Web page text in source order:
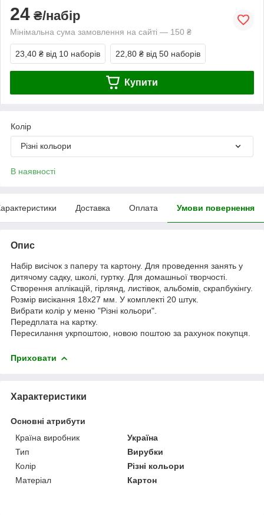
24 ₴/набір
Мінімальна сума замовлення на сайті — 150 ₴
23,40 ₴ від 10 наборів 22,80 ₴ від 50 наборів
Купити
Колір
Різні кольори
В наявності
Доставка Оплата Умови повернення
Опис
Набір висічок з паперу та картону. Для проведення занять у
дитячому садку, школі, гуртку. Для домашньої творчості.
Створення аплікацій, гірлянд, листівок, альбомів, скрапбукінгу.
Розмір висікання 18х27 мм. У комплекті 20 штук.
Вибрати колір у меню "Різні кольори".
Передплата на картку.
Пересилання укрпоштою, новою поштою за рахунок покупця.
Приховати
Характеристики
Основні атрибути
Країна виробник
Україна
Тип
Вирубки
Колір
Різні кольори
Матеріал
Картон